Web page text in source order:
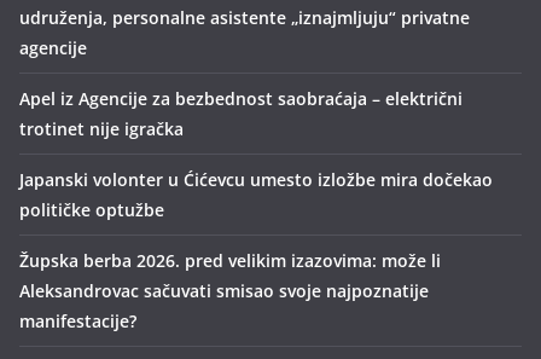
udruženja, personalne asistente „iznajmljuju“ privatne
agencije
Apel iz Agencije za bezbednost saobraćaja – električni
trotinet nije igračka
Japanski volonter u Ćićevcu umesto izložbe mira dočekao
političke optužbe
Župska berba 2026. pred velikim izazovima: može li
Aleksandrovac sačuvati smisao svoje najpoznatije
manifestacije?